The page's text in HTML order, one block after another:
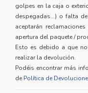
golpes en la caja o
despegadas...) o falta
aceptarán
apertura del paquete /
Esto es debido a que
realizar la devolución.
Podéis encontrar más
de Política de